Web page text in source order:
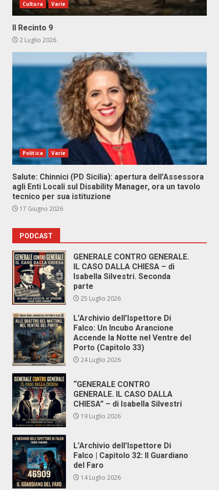
Cultura Varie
Il Recinto 9
2 Luglio 2026
Politica Varie
Salute: Chinnici (PD Sicilia): apertura dell’Assessora
agli Enti Locali sul Disability Manager, ora un tavolo
tecnico per sua istituzione
17 Giugno 2026
PODCAST
GENERALE CONTRO GENERALE.
IL CASO DALLA CHIESA – di
Isabella Silvestri. Seconda
parte
25 Luglio 2026
L’Archivio dell’Ispettore Di
Falco: Un Incubo Arancione
Accende la Notte nel Ventre del
Porto (Capitolo 33)
24 Luglio 2026
“GENERALE CONTRO
GENERALE. IL CASO DALLA
CHIESA” – di Isabella Silvestri
19 Luglio 2026
L’Archivio dell’Ispettore Di
Falco | Capitolo 32: Il Guardiano
del Faro
14 Luglio 2026